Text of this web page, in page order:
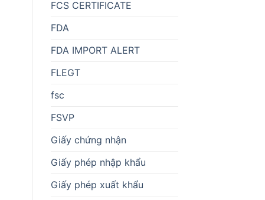
FCS CERTIFICATE
FDA
FDA IMPORT ALERT
FLEGT
fsc
FSVP
Giấy chứng nhận
Giấy phép nhập khẩu
Giấy phép xuất khẩu